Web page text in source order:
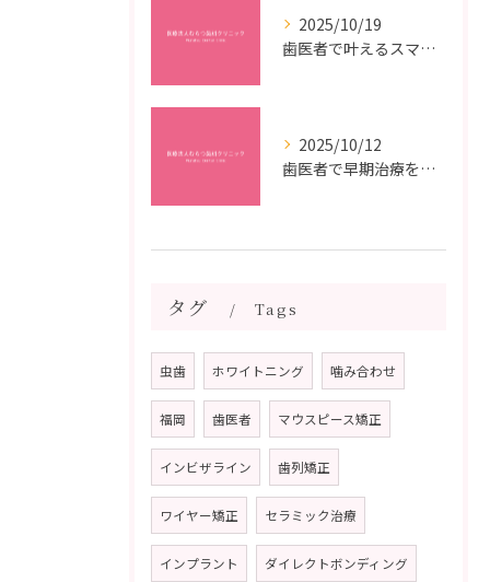
2025/10/19
歯医者で叶えるスマイルメイクオーバーなら福岡県福岡市博多区博多駅前の最新矯正治療解説
2025/10/12
歯医者で早期治療を受けるメリットと虫歯悪化を防ぐ最短ステップ
タグ Tags
虫歯 ホワイトニング 噛み合わせ
福岡 歯医者 マウスピース矯正
インビザライン 歯列矯正
ワイヤー矯正 セラミック治療
インプラント ダイレクトボンディング